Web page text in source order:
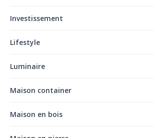
Investissement
Lifestyle
Luminaire
Maison container
Maison en bois